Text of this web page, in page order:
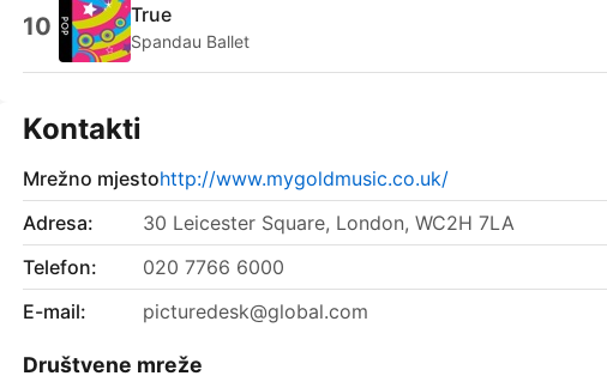
10 True
Spandau Ballet
Kontakti
Mrežno mjestohttp://www.mygoldmusic.co.uk/
Adresa:
30 Leicester Square, London, WC2H 7LA
Telefon:
020 7766 6000
E-mail:
picturedesk@global.com
Društvene mreže